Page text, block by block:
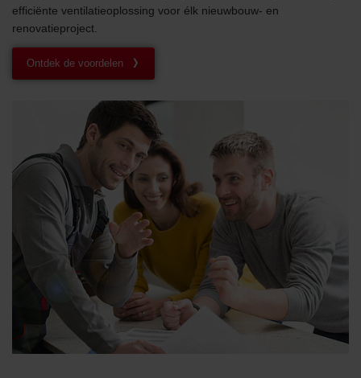
efficiënte ventilatieoplossing voor élk nieuwbouw- en
renovatieproject.
Ontdek de voordelen